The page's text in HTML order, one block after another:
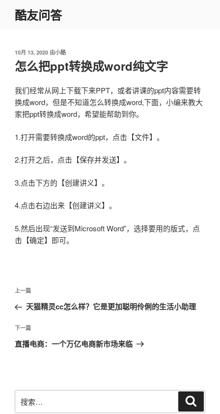
酷友问答
发
布
于
10月 13, 2020 由小酷
怎么把ppt转换成word纯文字
我们经常从网上下载下来PPT，或者讲课的ppt内容需要转
换成word，但是不知道怎么转换成word,下面，小编来教大
家把ppt转换成word，希望能帮助到你。
1.打开需要转换成word的ppt，点击【文件】。
2.打开之后，点击【保存并发送】。
3.点击下方的【创建讲义】。
4.点击右边出来【创建讲义】。
5.然后出现“发送到Microsoft Word”，选择要用的版式，点
击【确定】即可。
文
导
航
上
一
文
章
上一篇
天猫精灵cc怎么样？它是更加聪明伶俐的生活小助理
下
一
下一篇
直播电商：一个万亿电商新市场来临
搜
索：